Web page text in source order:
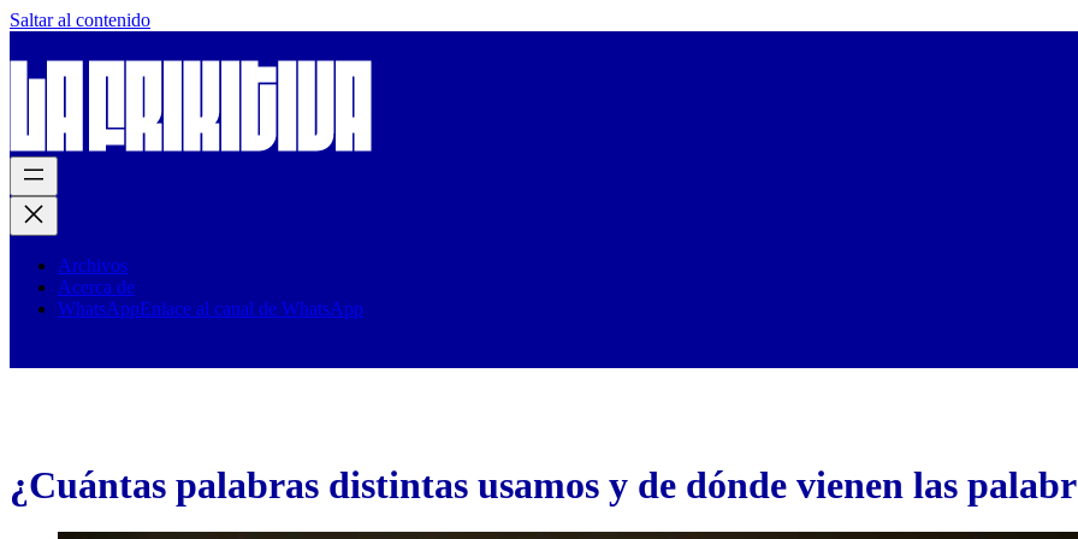
Saltar al contenido
Archivos
Acerca de
WhatsAppEnlace al canal de WhatsApp
¿Cuántas palabras distintas usamos y de dónde vienen las